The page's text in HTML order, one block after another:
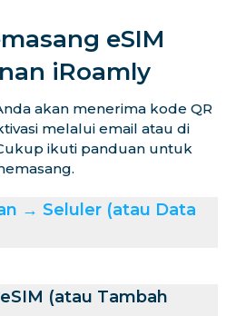
eSIM
iRoamly
akan menerima kode QR
melalui email atau di
ikuti panduan untuk
→ Seluler (atau Data
(atau Tambah